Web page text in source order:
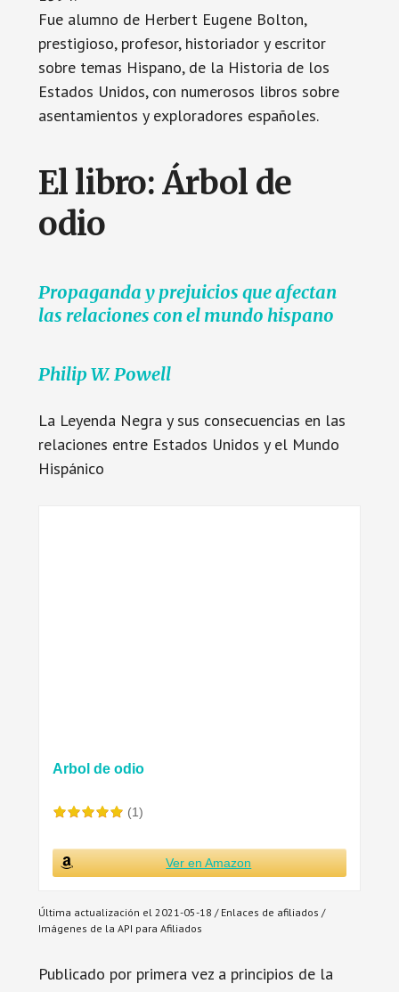
Fue alumno de Herbert Eugene Bolton,
prestigioso, profesor, historiador y escritor
sobre temas Hispano, de la Historia de los
Estados Unidos, con numerosos libros sobre
asentamientos y exploradores españoles.
El libro: Árbol de
odio
Propaganda y prejuicios que afectan
las relaciones con el mundo hispano
Philip W. Powell
La Leyenda Negra y sus consecuencias en las
relaciones entre Estados Unidos y el Mundo
Hispánico
Arbol de odio
(1)
Ver en Amazon
Última actualización el 2021-05-18 / Enlaces de afiliados /
Imágenes de la API para Afiliados
Publicado por primera vez a principios de la